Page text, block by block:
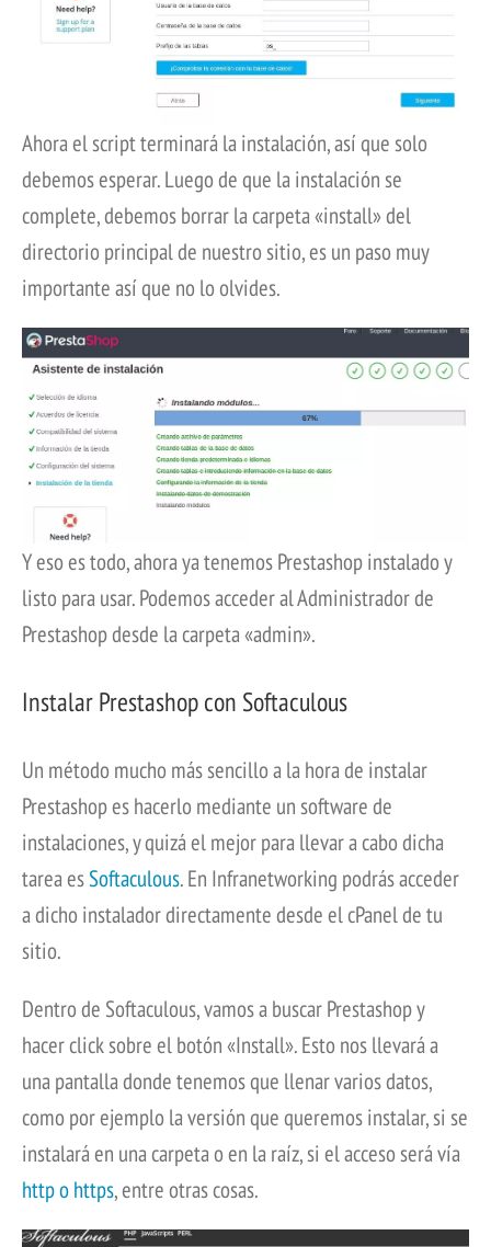
Ahora el script terminará la instalación, así que solo
debemos esperar. Luego de que la instalación se
complete, debemos borrar la carpeta «install» del
directorio principal de nuestro sitio, es un paso muy
importante así que no lo olvides.
Y eso es todo, ahora ya tenemos Prestashop instalado y
listo para usar. Podemos acceder al Administrador de
Prestashop desde la carpeta «admin».
Instalar Prestashop con Softaculous
Un método mucho más sencillo a la hora de instalar
Prestashop es hacerlo mediante un software de
instalaciones, y quizá el mejor para llevar a cabo dicha
tarea esSoftaculous. En Infranetworking podrás acceder
a dicho instalador directamente desde el cPanel de tu
sitio.
Dentro de Softaculous, vamos a buscar Prestashop y
hacer click sobre el botón «Install». Esto nos llevará a
una pantalla donde tenemos que llenar varios datos,
como por ejemplo la versión que queremos instalar, si se
instalará en una carpeta o en la raíz, si el acceso será vía
http o https, entre otras cosas.